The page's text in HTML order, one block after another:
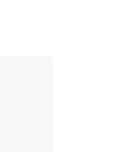
eines Produkts,